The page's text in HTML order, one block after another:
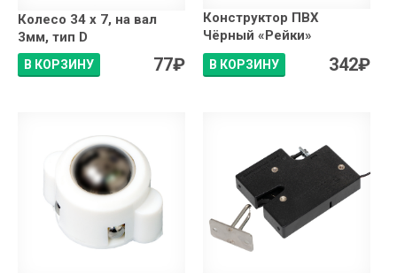
Колесо 34 х 7, на вал
3мм, тип D
В КОРЗИНУ 77₽
Конструктор ПВХ
Чёрный «Рейки»
В КОРЗИНУ 342₽